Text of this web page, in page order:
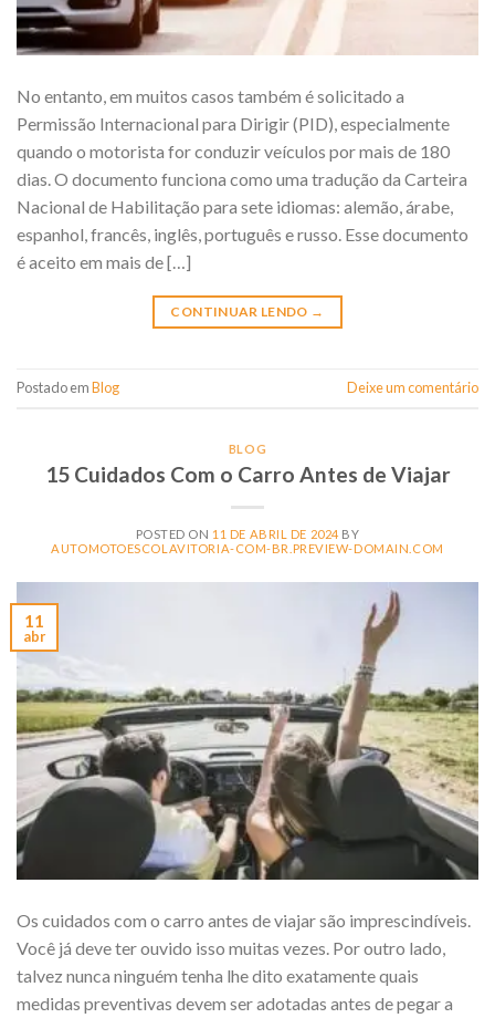
No entanto, em muitos casos também é solicitado a
Permissão Internacional para Dirigir (PID), especialmente
quando o motorista for conduzir veículos por mais de 180
dias. O documento funciona como uma tradução da Carteira
Nacional de Habilitação para sete idiomas: alemão, árabe,
espanhol, francês, inglês, português e russo. Esse documento
é aceito em mais de […]
CONTINUAR LENDO →
Postado emBlog Deixe um comentário
BLOG
15 Cuidados Com o Carro Antes de Viajar
POSTED ON 11 DE ABRIL DE 2024 BY
AUTOMOTOESCOLAVITORIA-COM-BR.PREVIEW-DOMAIN.COM
11
abr
Os cuidados com o carro antes de viajar são imprescindíveis.
Você já deve ter ouvido isso muitas vezes. Por outro lado,
talvez nunca ninguém tenha lhe dito exatamente quais
medidas preventivas devem ser adotadas antes de pegar a